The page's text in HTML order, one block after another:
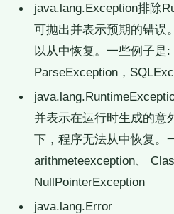
java.lang.Exception排除
可抛出并表示预期的错误
以从中恢复。一些例子是:
ParseException，
并表示在运行时生成的意
下，程序无法从中恢复。
arithmeteexception、
NullPointerException
java.lang.Error